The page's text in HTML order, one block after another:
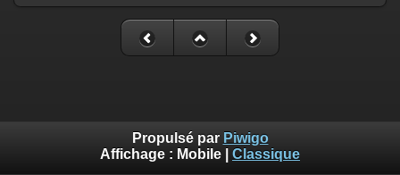
Propulsé par Piwigo
Affichage : Mobile Classique